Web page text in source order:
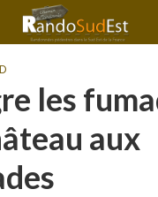
les
aux